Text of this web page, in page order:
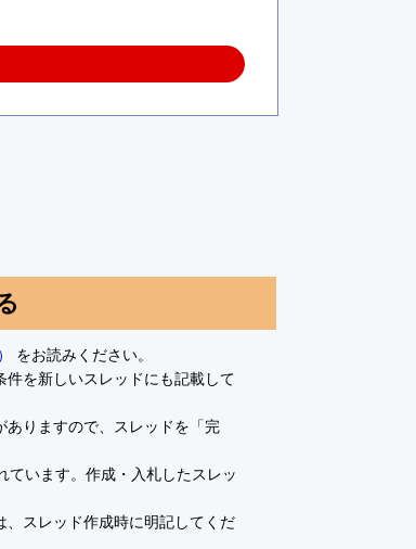
をお読みください。
を新しいスレッドにも記載して
ありますので、スレッドを「完
ています。作成・入札したスレッ
スレッド作成時に明記してくだ